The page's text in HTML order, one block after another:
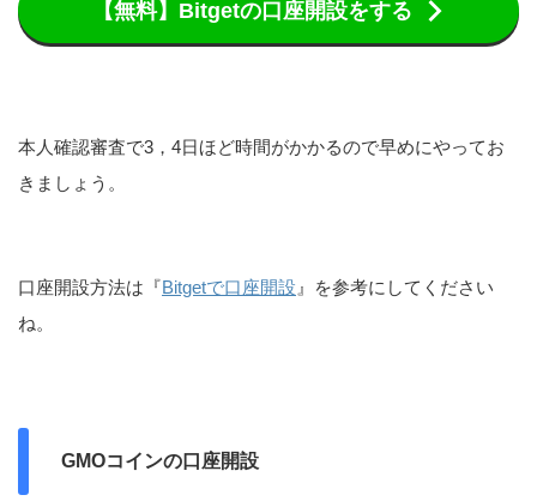
【無料】Bitgetの口座開設をする
本人確認審査で3，4日ほど時間がかかるので早めにやってお
きましょう。
口座開設方法は『Bitgetで口座開設 』を参考にしてください
ね。
GMOコインの口座開設